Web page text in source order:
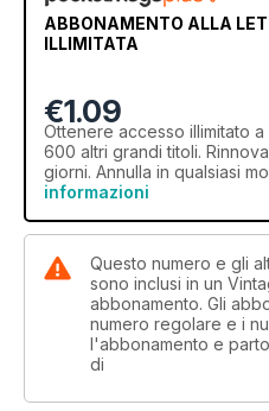
ABBONAMENTO ALLA
ILLIMITATA
€1.09
Ottenere accesso illimitato a
600 altri grandi titoli.
giorni. Annulla in qualsiasi
informazioni
Questo numero e gli
sono inclusi in un
abbonamento. Gli
numero regolare e i
l'abbonamento e
di